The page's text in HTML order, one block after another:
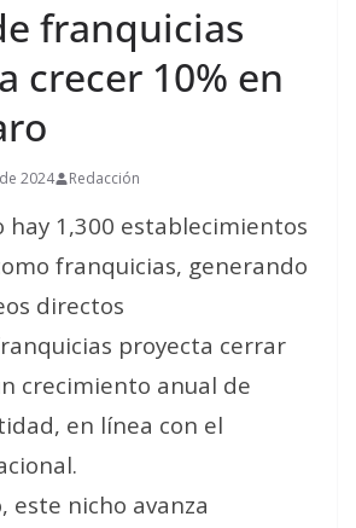
franquicias
crecer 10% en
2024 Redacción
hay 1,300 establecimientos
franquicias, generando
directos
proyecta cerrar
crecimiento anual de
en línea con el
este nicho avanza